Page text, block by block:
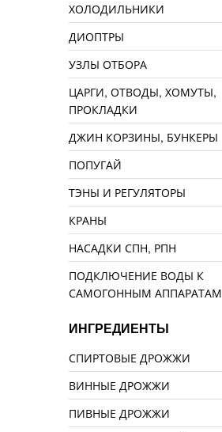
ХОЛОДИЛЬНИКИ
ДИОПТРЫ
УЗЛЫ ОТБОРА
ЦАРГИ, ОТВОДЫ, ХОМУТЫ,
ПРОКЛАДКИ
ДЖИН КОРЗИНЫ, БУНКЕРЫ
ПОПУГАЙ
ТЭНЫ И РЕГУЛЯТОРЫ
КРАНЫ
НАСАДКИ СПН, РПН
ПОДКЛЮЧЕНИЕ ВОДЫ К
САМОГОННЫМ АППАРАТАМ
ИНГРЕДИЕНТЫ
СПИРТОВЫЕ ДРОЖЖИ
ВИННЫЕ ДРОЖЖИ
ПИВНЫЕ ДРОЖЖИ